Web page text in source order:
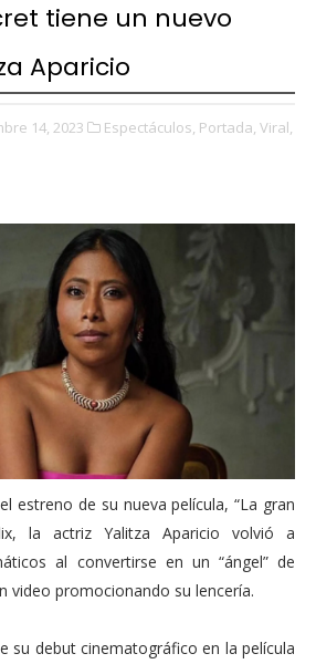
tiene un nuevo
Aparicio
14, 2023 Espectáculos, Portada, Viral,
estreno de su nueva película, “La gran
la actriz Yalitza Aparicio volvió a
al convertirse en un “ángel” de
video promocionando su lencería.
su debut cinematográfico en la película